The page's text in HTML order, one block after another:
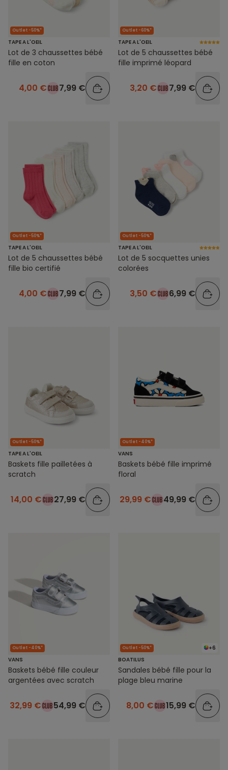
Outlet -50%*
TAPE A L'OEIL
Lot de 3 chaussettes bébé
fille en coton
4,00 € 7,99 €
Outlet -60%*
TAPE A L'OEIL
Lot de 5 chaussettes bébé
fille imprimé léopard
3,20 € 7,99 €
Outlet -50%*
TAPE A L'OEIL
Lot de 5 chaussettes bébé
fille bio certifié
4,00 € 7,99 €
Outlet -50%*
TAPE A L'OEIL
Lot de 5 socquettes unies
colorées
3,50 € 6,99 €
Outlet -50%*
TAPE A L'OEIL
Baskets fille pailletées à
scratch
14,00 € 27,99 €
Outlet -40%*
VANS
Baskets bébé fille imprimé
floral
29,99 € 49,99 €
Outlet -40%*
VANS
Baskets bébé fille couleur
argentées avec scratch
32,99 € 54,99 €
+6
Outlet -50%*
BOATILUS
Sandales bébé fille pour la
plage bleu marine
8,00 € 15,99 €